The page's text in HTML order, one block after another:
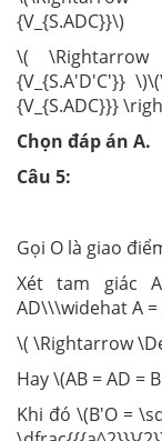
{V_{S.ADC}}\)
\( \Rightarrow
{V_{S.A'D'C'}}
{V_{S.ADC}}}
Chọn đáp án A.
Câu 5:
Gọi O là giao
Xét tam giác
AD\\\widehat A
\( \Rightarrow
Hay \(AB = AD =
Khi đó \(B'O =